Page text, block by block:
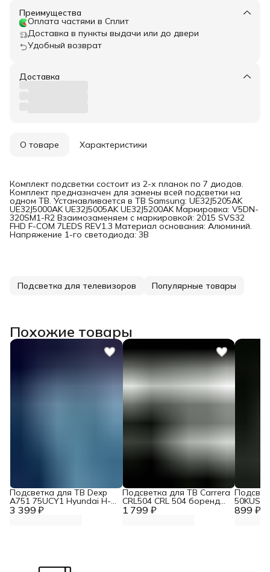
Преимущества
Оплата частями в Сплит
Доставка в пункты выдачи или до двери
Удобный возврат
Доставка
О товаре Характеристики
Комплект подсветки состоит из 2-х планок по 7 диодов.
Комплект предназначен для замены всей подсветки на
одном ТВ. Устанавливается в ТВ Samsung: UE32J5205AK
UE32J5000AK UE32J5005AK UE32J5200AK Маркировка: V5DN-
320SM1-R2 Взаимозаменяем с маркировкой: 2015 SVS32
FHD F-COM 7LEDS REV1.3 Материал основания: Алюминий.
Напряжение 1-го светодиода: 3В
Подсветка для телевизоров Популярные товары
Похожие товары
3 399 ₽
Подсветка для ТВ Dexp
A751 75UCY1 Hyundai H-
LED75BU7006 Zipov 1 799 ₽
Подсветка для ТВ Carrera
CRL504 CRL 504 боренд
Zipov 899 ₽